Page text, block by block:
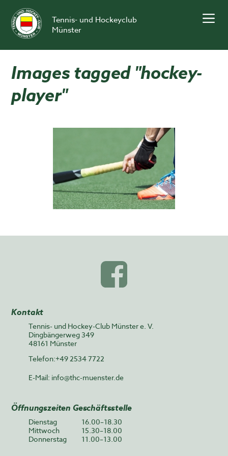
content
Tennis- und Hockeyclub
Münster
Images tagged "hockey-
player"
Kontakt
Tennis- und Hockey-Club Münster e. V.
Dingbängerweg 349
48161 Münster
Telefon:+49 2534 7722
E-Mail: info@thc-muenster.de
Öffnungszeiten Geschäftsstelle
Dienstag
16.00–18.30
Mittwoch
15.30–18.00
Donnerstag
11.00–13.00